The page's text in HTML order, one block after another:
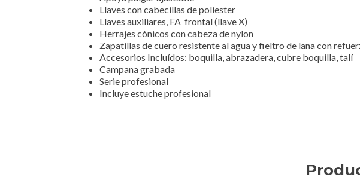
Llaves con cabecillas de poliester
Llaves auxiliares, FA frontal (llave X)
Herrajes cónicos con cabeza de nylon
Zapatillas de cuero resistente al agua y fieltro de lana con
Accesorios Incluídos: boquilla, abrazadera, cubre boquilla, talí
Campana grabada
Serie profesional
Incluye estuche profesional